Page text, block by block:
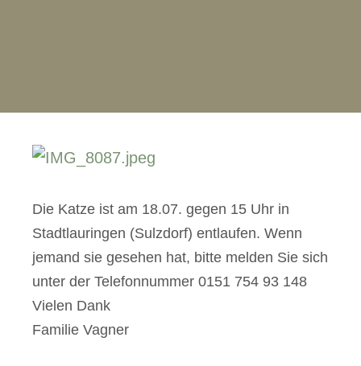
Die Katze ist am 18.07. gegen 15 Uhr in
Stadtlauringen (Sulzdorf) entlaufen. Wenn
jemand sie gesehen hat, bitte melden Sie sich
unter der Telefonnummer 0151 754 93 148
Vielen Dank
Familie Vagner